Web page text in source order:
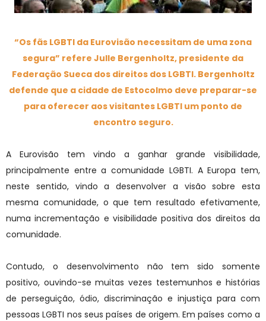
“Os fãs LGBTI da Eurovisão necessitam de uma zona
segura” refere Julle Bergenholtz, presidente da
Federação Sueca dos direitos dos LGBTI. Bergenholtz
defende que a cidade de Estocolmo deve preparar-se
para oferecer aos visitantes LGBTI um ponto de
encontro seguro.
A Eurovisão tem vindo a ganhar grande visibilidade,
principalmente entre a comunidade LGBTI. A Europa tem,
neste sentido, vindo a desenvolver a visão sobre esta
mesma comunidade, o que tem resultado efetivamente,
numa incrementação e visibilidade positiva dos direitos da
comunidade.
Contudo, o desenvolvimento não tem sido somente
positivo, ouvindo-se muitas vezes testemunhos e histórias
de perseguição, ódio, discriminação e injustiça para com
pessoas LGBTI nos seus países de origem. Em países como a